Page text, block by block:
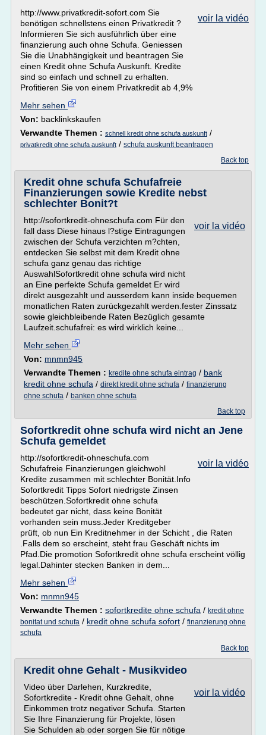
voir la vidéo
http://www.privatkredit-sofort.com Sie
benötigen schnellstens einen Privatkredit ?
Informieren Sie sich ausführlich über eine
finanzierung auch ohne Schufa. Geniessen
Sie die Unabhängigkeit und beantragen Sie
einen Kredit ohne Schufa Auskunft. Kredite
sind so einfach und schnell zu erhalten.
Profitieren Sie von einem Privatkredit ab 4,9%
Mehr sehen
Von: backlinkskaufen
Verwandte Themen : schnell kredit ohne schufa auskunft /
privatkredit ohne schufa auskunft / schufa auskunft beantragen
Back top
Kredit ohne schufa Schufafreie
Finanzierungen sowie Kredite nebst
schlechter Bonit?t
voir la vidéo
http://sofortkredit-ohneschufa.com Für den
fall dass Diese hinaus l?stige Eintragungen
zwischen der Schufa verzichten m?chten,
entdecken Sie selbst mit dem Kredit ohne
schufa ganz genau das richtige
AuswahlSofortkredit ohne schufa wird nicht
an Eine perfekte Schufa gemeldet Er wird
direkt ausgezahlt und ausserdem kann inside bequemen
monatlichen Raten zurückgezahlt werden.fester Zinssatz
sowie gleichbleibende Raten Bezüglich gesamte
Laufzeit.schufafrei: es wird wirklich keine...
Mehr sehen
Von: mnmn945
Verwandte Themen : kredite ohne schufa eintrag / bank
kredit ohne schufa / direkt kredit ohne schufa / finanzierung
ohne schufa / banken ohne schufa
Back top
Sofortkredit ohne schufa wird nicht an Jene
Schufa gemeldet
voir la vidéo
http://sofortkredit-ohneschufa.com
Schufafreie Finanzierungen gleichwohl
Kredite zusammen mit schlechter Bonität.Info
Sofortkredit Tipps Sofort niedrigste Zinsen
beschützen.Sofortkredit ohne schufa
bedeutet gar nicht, dass keine Bonität
vorhanden sein muss.Jeder Kreditgeber
prüft, ob nun Ein Kreditnehmer in der Schicht , die Raten
.Falls dem so erscheint, steht frau Geschäft nichts im
Pfad.Die promotion Sofortkredit ohne schufa erscheint völlig
legal.Dahinter stecken Banken in dem...
Mehr sehen
Von: mnmn945
Verwandte Themen : sofortkredite ohne schufa / kredit ohne
bonitat und schufa / kredit ohne schufa sofort / finanzierung ohne
schufa
Back top
Kredit ohne Gehalt - Musikvideo
voir la vidéo
Video über Darlehen, Kurzkredite,
Sofortkredite - Kredit ohne Gehalt, ohne
Einkommen trotz negativer Schufa. Starten
Sie Ihre Finanzierung für Projekte, lösen
Sie Schulden ab oder sorgen Sie für nötige